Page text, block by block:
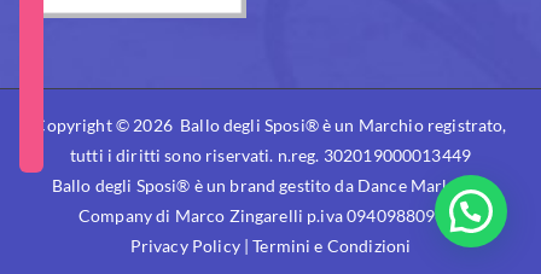
Copyright © 2026 Ballo degli Sposi® è un Marchio registrato,
tutti i diritti sono riservati. n.reg. 302019000013449
Ballo degli Sposi® è un brand gestito da Dance Marketing
Companydi Marco Zingarelli p.iva 09409880961
Privacy Policy|Termini e Condizioni